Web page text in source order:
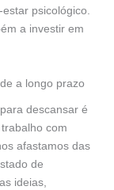
psicológico.
a investir em
a longo prazo
descansar é
com
afastamos das
de
ideias,